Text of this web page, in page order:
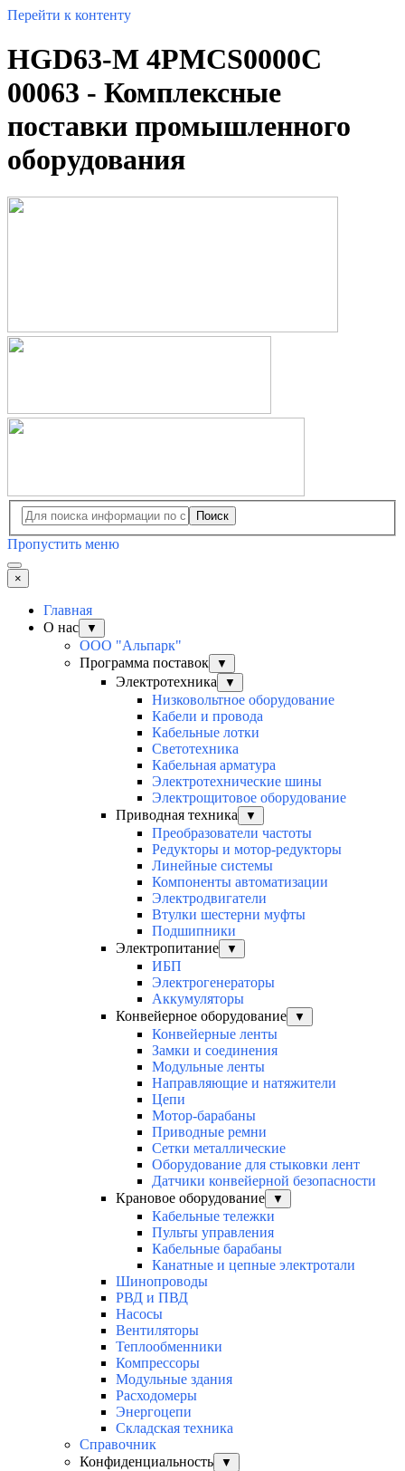
Перейти к контенту
HGD63-M 4PMCS0000C
00063 - Комплексные
поставки промышленного
оборудования
Поиск
Пропустить меню
×
Главная
О нас
▼
ООО "Альпарк"
Программа поставок
▼
Электротехника ▼
Низковольтное оборудование
Кабели и провода
Кабельные лотки
Светотехника
Кабельная арматура
Электротехнические шины
Электрощитовое оборудование
Приводная техника
▼
Преобразователи частоты
Редукторы и мотор-редукторы
Линейные системы
Компоненты автоматизации
Электродвигатели
Втулки шестерни муфты
Подшипники
Электропитание
▼
ИБП
Электрогенераторы
Аккумуляторы
Конвейерное оборудование
▼
Конвейерные ленты
Замки и соединения
Модульные ленты
Направляющие и натяжители
Цепи
Мотор-барабаны
Приводные ремни
Сетки металлические
Оборудование для стыковки лент
Датчики конвейерной безопасности
Крановое оборудование
▼
Кабельные тележки
Пульты управления
Кабельные барабаны
Канатные и цепные электротали
Шинопроводы
РВД и ПВД
Насосы
Вентиляторы
Теплообменники
Компрессоры
Модульные здания
Расходомеры
Энергоцепи
Складская техника
Справочник
Конфиденциальность
▼